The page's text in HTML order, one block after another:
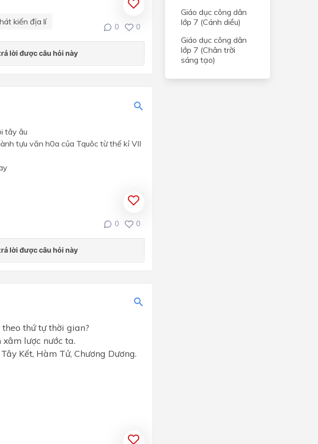
6.Việt Nam từ đầu thế kỉ
6. Khởi nghĩa Lam Sơn
kiến địa lí
0 0
gì đến xã hôi tây âu
Tquôc từ thế kỉ VII
0 0
thứ tự thời gian?
lược nước ta.
Kết, Hàm Tử, Chương Dương.
Giáo dục công dân
lớp 7 (Cánh diều)
Giáo dục công dân
lớp 7 (Chân trời
sáng tạo)